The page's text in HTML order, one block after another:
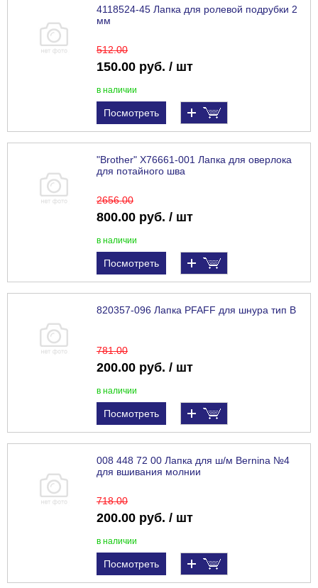
4118524-45 Лапка для ролевой подрубки 2
мм
512.00
150.00 руб. / шт
в наличии
Посмотреть
"Brother" X76661-001 Лапка для оверлока
для потайного шва
2656.00
800.00 руб. / шт
в наличии
Посмотреть
820357-096 Лапка PFAFF для шнура тип В
781.00
200.00 руб. / шт
в наличии
Посмотреть
008 448 72 00 Лапка для ш/м Bernina №4
для вшивания молнии
718.00
200.00 руб. / шт
в наличии
Посмотреть